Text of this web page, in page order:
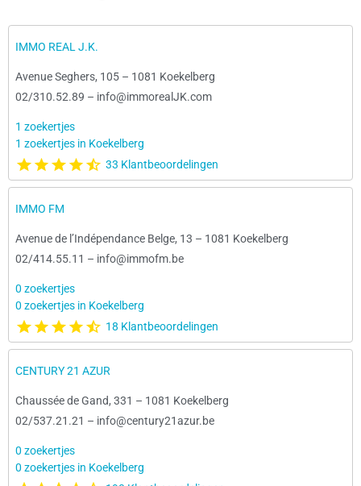
IMMO REAL J.K.
Avenue Seghers, 105 – 1081 Koekelberg
02/310.52.89 – info@immorealJK.com
1 zoekertjes
1 zoekertjes in Koekelberg
33 Klantbeoordelingen
IMMO FM
Avenue de l’Indépendance Belge, 13 – 1081 Koekelberg
02/414.55.11 – info@immofm.be
0 zoekertjes
0 zoekertjes in Koekelberg
18 Klantbeoordelingen
CENTURY 21 AZUR
Chaussée de Gand, 331 – 1081 Koekelberg
02/537.21.21 – info@century21azur.be
0 zoekertjes
0 zoekertjes in Koekelberg